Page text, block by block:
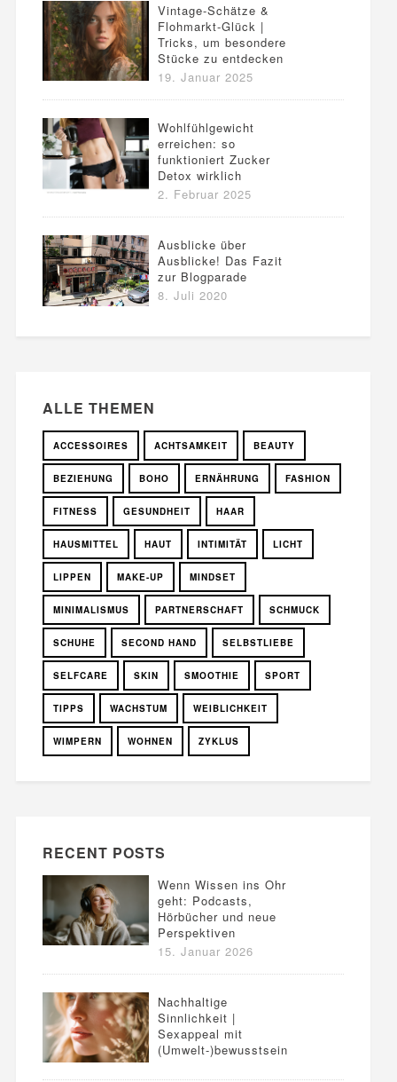
Vintage-Schätze &
Flohmarkt-Glück |
Tricks, um besondere
Stücke zu entdecken
19. Januar 2025
Wohlfühlgewicht
erreichen: so
funktioniert Zucker
Detox wirklich
2. Februar 2025
Ausblicke über
Ausblicke! Das Fazit
zur Blogparade
8. Juli 2020
ALLE THEMEN
ACCESSOIRES ACHTSAMKEIT BEAUTY
BEZIEHUNG BOHO ERNÄHRUNG FASHION
FITNESS GESUNDHEIT HAAR
HAUSMITTEL HAUT INTIMITÄT LICHT
LIPPEN MAKE-UP MINDSET
MINIMALISMUS PARTNERSCHAFT SCHMUCK
SCHUHE SECOND HAND SELBSTLIEBE
SELFCARE SKIN SMOOTHIE SPORT
TIPPS WACHSTUM WEIBLICHKEIT
WIMPERN WOHNEN ZYKLUS
RECENT POSTS
Wenn Wissen ins Ohr
geht: Podcasts,
Hörbücher und neue
Perspektiven
15. Januar 2026
Nachhaltige
Sinnlichkeit |
Sexappeal mit
(Umwelt-)bewusstsein